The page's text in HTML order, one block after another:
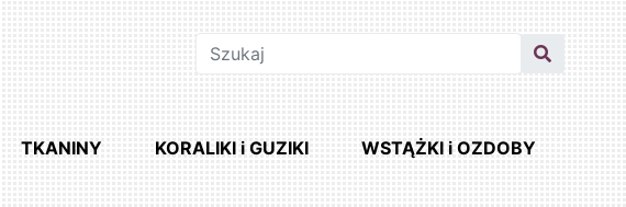
TKANINY KORALIKI i GUZIKI WSTĄŻKI i OZDOBY